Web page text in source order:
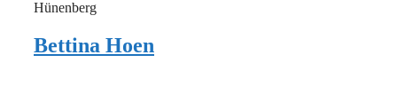
Hünenberg
Bettina Hoen